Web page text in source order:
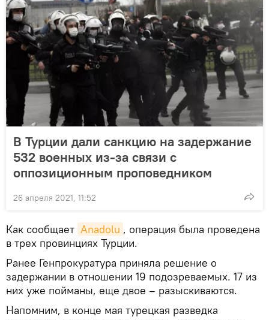
В Турции дали санкцию на задержание
532 военных из-за связи с
оппозиционным проповедником
26 апреля 2021, 11:52
Как сообщает Anadolu , операция была проведена
в трех провинциях Турции.
Ранее Генпрокуратура приняла решение о
задержании в отношении 19 подозреваемых. 17 из
них уже пойманы, еще двое – разыскиваются.
Напомним, в конце мая турецкая разведка